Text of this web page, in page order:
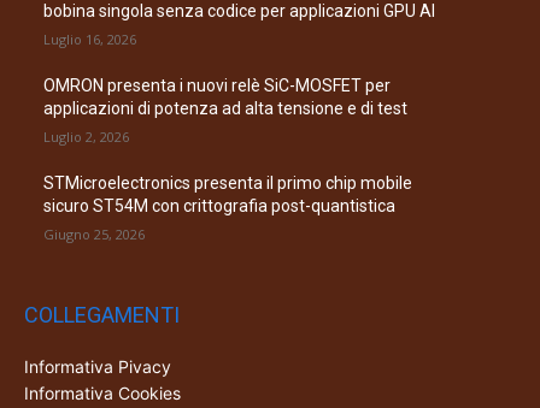
bobina singola senza codice per applicazioni GPU AI
Luglio 16, 2026
OMRON presenta i nuovi relè SiC-MOSFET per
applicazioni di potenza ad alta tensione e di test
Luglio 2, 2026
STMicroelectronics presenta il primo chip mobile
sicuro ST54M con crittografia post-quantistica
Giugno 25, 2026
COLLEGAMENTI
Informativa Pivacy
Informativa Cookies